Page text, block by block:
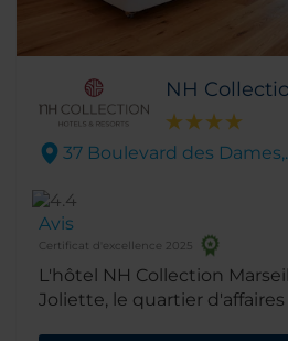
NH
37 Boulevard des
Avis
Certificat d'excellence 2025
L'hôtel NH Collection
Joliette, le quartier